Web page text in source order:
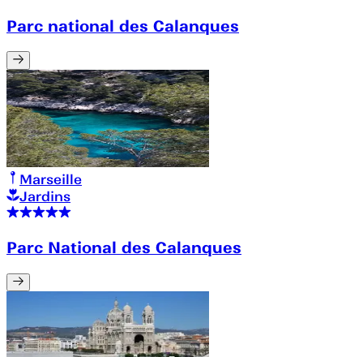
Parc national des Calanques
Marseille
Jardins
Parc National des Calanques